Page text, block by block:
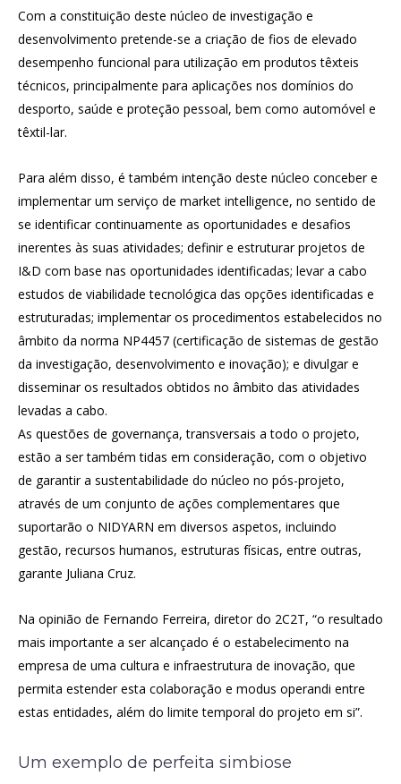
Com a constituição deste núcleo de investigação e
desenvolvimento pretende-se a criação de fios de elevado
desempenho funcional para utilização em produtos têxteis
técnicos, principalmente para aplicações nos domínios do
desporto, saúde e proteção pessoal, bem como automóvel e
têxtil-lar.
Para além disso, é também intenção deste núcleo conceber e
implementar um serviço de market intelligence, no sentido de
se identificar continuamente as oportunidades e desafios
inerentes às suas atividades; definir e estruturar projetos de
I&D com base nas oportunidades identificadas; levar a cabo
estudos de viabilidade tecnológica das opções identificadas e
estruturadas; implementar os procedimentos estabelecidos no
âmbito da norma NP4457 (certificação de sistemas de gestão
da investigação, desenvolvimento e inovação); e divulgar e
disseminar os resultados obtidos no âmbito das atividades
levadas a cabo.
As questões de governança, transversais a todo o projeto,
estão a ser também tidas em consideração, com o objetivo
de garantir a sustentabilidade do núcleo no pós-projeto,
através de um conjunto de ações complementares que
suportarão o NIDYARN em diversos aspetos, incluindo
gestão, recursos humanos, estruturas físicas, entre outras,
garante Juliana Cruz.
Na opinião de Fernando Ferreira, diretor do 2C2T, “o resultado
mais importante a ser alcançado é o estabelecimento na
empresa de uma cultura e infraestrutura de inovação, que
permita estender esta colaboração e modus operandi entre
estas entidades, além do limite temporal do projeto em si”.
Um exemplo de perfeita simbiose